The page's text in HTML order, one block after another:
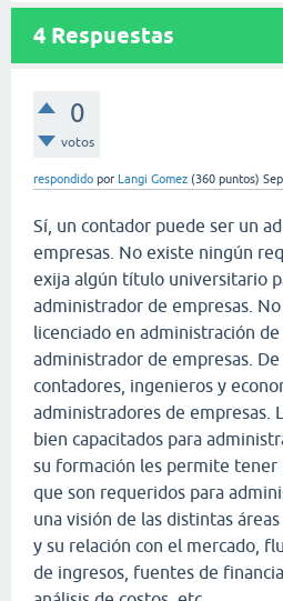
4 Respuestas
0
votos
respondido por Langi Gomez (360 puntos)
Sí, un contador puede ser un
empresas. No existe ningún
exija algún título universitario
administrador de empresas.
licenciado en administración
administrador de empresas.
contadores, ingenieros y
administradores de empresas.
bien capacitados para
su formación les permite tener
que son requeridos para
una visión de las distintas
y su relación con el mercado,
de ingresos, fuentes de